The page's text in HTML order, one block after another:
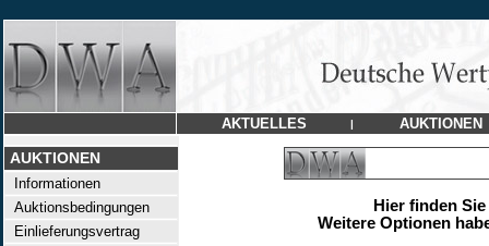
AKTUELLES | AUKTIONEN
AUKTIONEN
Informationen
Auktionsbedingungen
Einlieferungsvertrag
Hier finden
Weitere Optionen